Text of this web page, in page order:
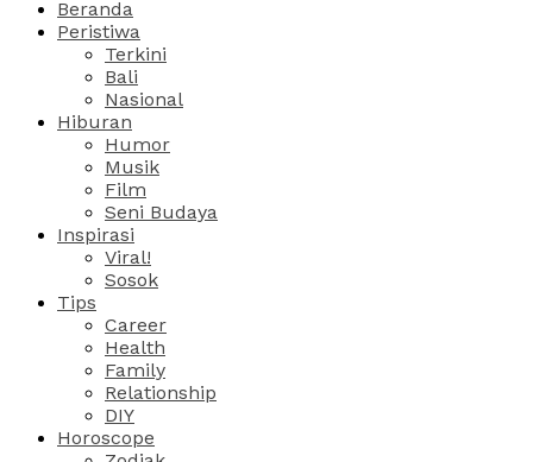
Beranda
Peristiwa
Terkini
Bali
Nasional
Hiburan
Humor
Musik
Film
Seni Budaya
Inspirasi
Viral!
Sosok
Tips
Career
Health
Family
Relationship
DIY
Horoscope